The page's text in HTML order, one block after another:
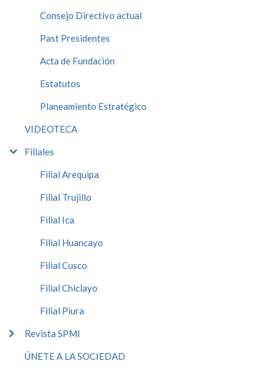
Consejo Directivo actual
Past Presidentes
Acta de Fundación
Estatutos
Planeamiento Estratégico
VIDEOTECA
Filiales
Filial Arequipa
Filial Trujillo
Filial Ica
Filial Huancayo
Filial Cusco
Filial Chiclayo
Filial Piura
Revista SPMI
ÚNETE A LA SOCIEDAD